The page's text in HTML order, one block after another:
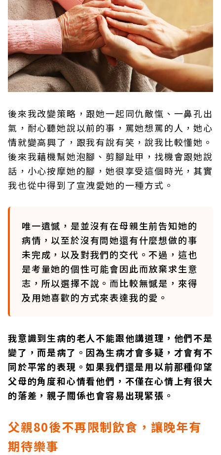
後來我改變策略，跟她一起同仇敵愾、一鼻孔出
氣，耐心聽她說以前的事，罵她想罵的人，她心
情就變高興了，跟我有說有笑，說我比較懂她。
後來我藉機幫她泡腳、剪腳趾甲，找機會跟她說
話，小心按摩她的腳，她很享受這個時光，其實
我也從中得到了宣洩愛她的一種方式。
唯一遺憾，是並沒有在母親生前告知她的
病情，以至於沒有問她還有什麼想做的事
未完成，以及對我們的交代。不過，這也
是考量她的個性可能會因此而放棄求生意
志，所以選擇不說。而比較無憾是，來得
及用她喜歡的方式來表達我的愛。
我意識到生病的老人不能跟他講道理，他們不是
變了，而是病了。因為生病才會多疑，才會有不
同於平常的表現。如果我們還是用以前那種仰望
父母的角度和心情看他們，不僅在心情上有很大
的落差，親子關係也會容易出現緊張。
父親80後不再限制飲食，讓晚年有
期待樂事